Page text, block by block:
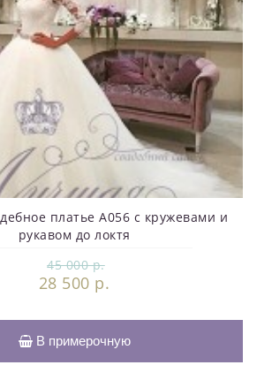
платье A056 с кружевами и
рукавом до локтя
45 000 р.
28 500 р.
В примерочную